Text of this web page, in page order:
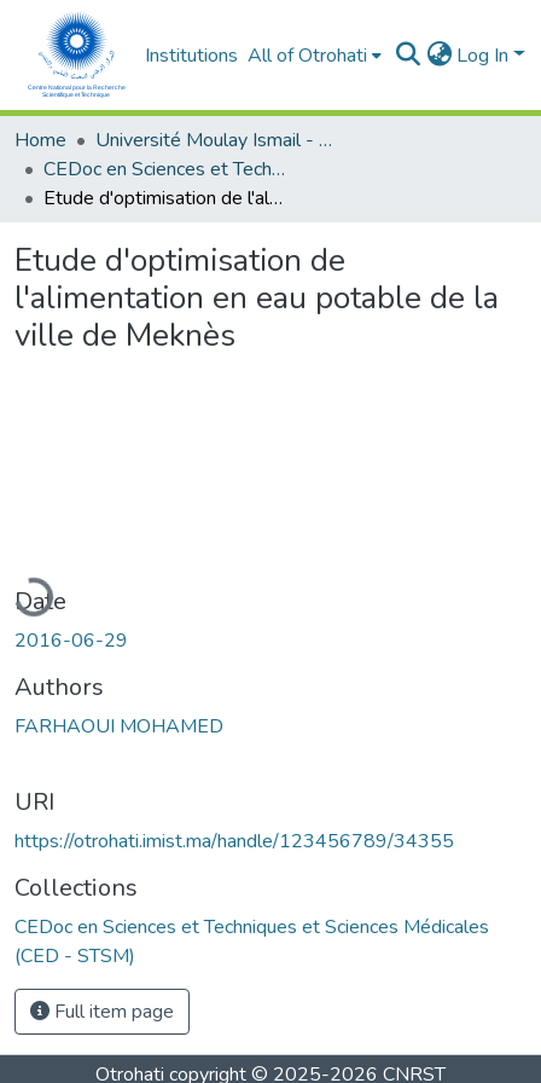
Institutions All of Otrohati Log In
Home
Université Moulay Ismail - Meknès
CEDoc en Sciences et Techniques et Sciences Médicales (CED - STSM)
Etude d'optimisation de l'alimentation en eau potable de la ville de Meknès
Etude d'optimisation de
l'alimentation en eau potable de la
ville de Meknès
Date
2016-06-29
Authors
FARHAOUI MOHAMED
URI
https://otrohati.imist.ma/handle/123456789/34355
Collections
CEDoc en Sciences et Techniques et Sciences Médicales
(CED - STSM)
Full item page
Otrohati copyright © 2025-2026 CNRST